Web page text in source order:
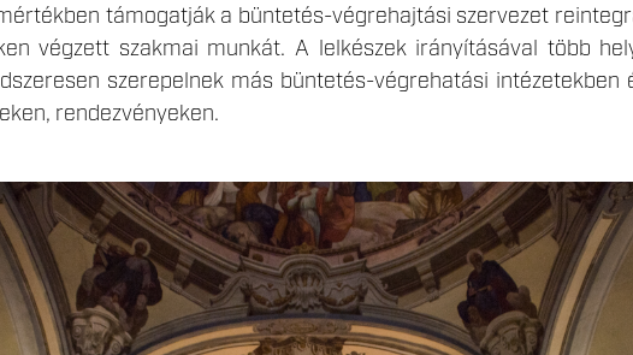
támogatják a büntetés-végrehajtási szervezet
végzett szakmai munkát. A lelkészek irányításával több
szerepelnek más büntetés-végrehatási intézetekben
rendezvényeken.